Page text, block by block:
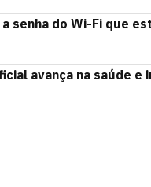
senha do Wi-Fi que
avança na saúde e